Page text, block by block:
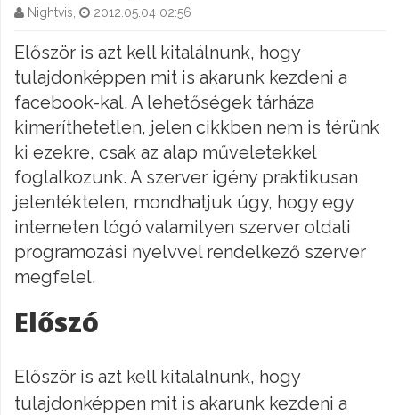
Nightvis, 2012.05.04 02:56
Először is azt kell kitalálnunk, hogy
tulajdonképpen mit is akarunk kezdeni a
facebook-kal. A lehetőségek tárháza
kimeríthetetlen, jelen cikkben nem is térünk
ki ezekre, csak az alap műveletekkel
foglalkozunk. A szerver igény praktikusan
jelentéktelen, mondhatjuk úgy, hogy egy
interneten lógó valamilyen szerver oldali
programozási nyelvvel rendelkező szerver
megfelel.
Előszó
Először is azt kell kitalálnunk, hogy
tulajdonképpen mit is akarunk kezdeni a